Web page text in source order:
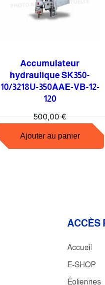
Accumulateur
hydraulique SK350-
10/3218U-350AAE-VB-12-
120
500,00€
Ajouter au panier
ACCÈS
Accueil
E-SHOP
Éoliennes